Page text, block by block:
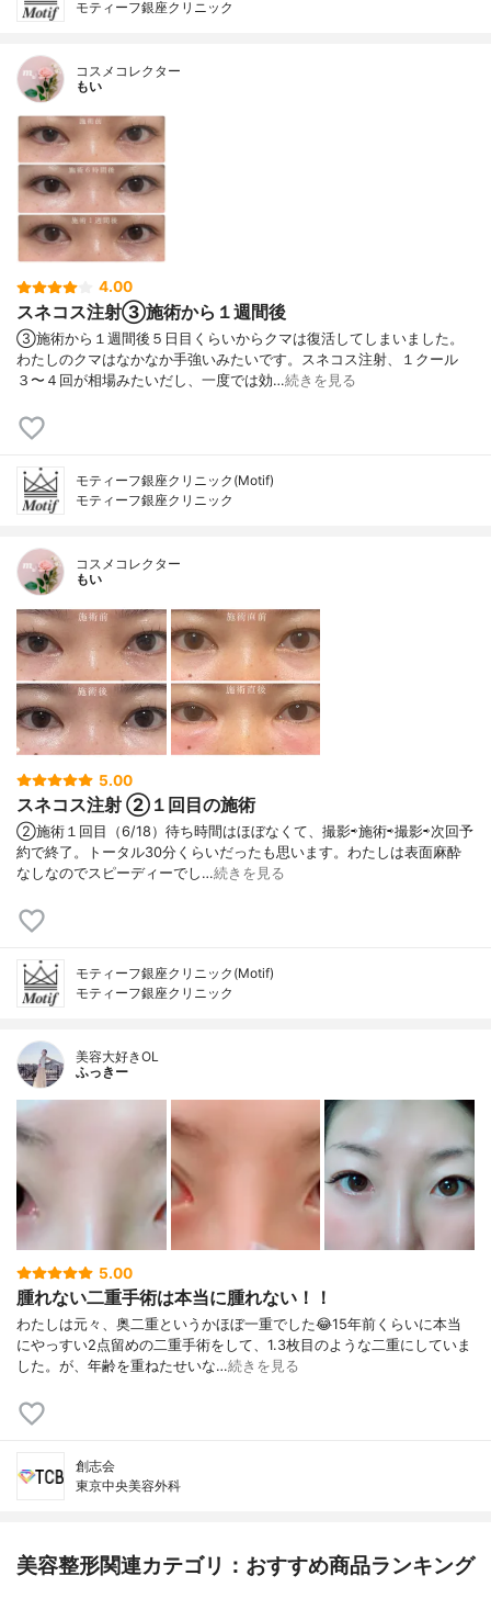
モティーフ銀座クリニック
コスメコレクター
もい
4.00
スネコス注射③施術から１週間後
③施術から１週間後５日目くらいからクマは復活してしまいました。
わたしのクマはなかなか手強いみたいです。スネコス注射、１クール
３〜４回が相場みたいだし、一度では効…続きを見る
モティーフ銀座クリニック(Motif)
モティーフ銀座クリニック
コスメコレクター
もい
5.00
スネコス注射 ②１回目の施術
②施術１回目（6/18）待ち時間はほぼなくて、撮影⇨施術⇨撮影⇨次回予
約で終了。トータル30分くらいだったも思います。わたしは表面麻酔
なしなのでスピーディーでし…続きを見る
モティーフ銀座クリニック(Motif)
モティーフ銀座クリニック
美容大好きOL
ふっきー
5.00
腫れない二重手術は本当に腫れない！！
わたしは元々、奥二重というかほぼ一重でした😂15年前くらいに本当
にやっすい2点留めの二重手術をして、1.3枚目のような二重にしていま
した。が、年齢を重ねたせいな…続きを見る
創志会
東京中央美容外科
美容整形関連カテゴリ：おすすめ商品ランキング